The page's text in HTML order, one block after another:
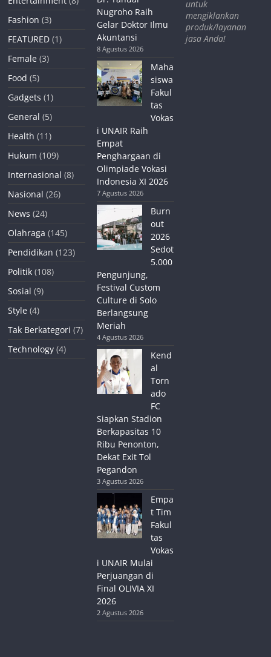
Fashion (3)
FEATURED (1)
Female (3)
Food (5)
Gadgets (1)
General (5)
Health (11)
Hukum (109)
Internasional (8)
Nasional (26)
News (24)
Olahraga (145)
Pendidikan (123)
Politik (108)
Sosial (9)
Style (4)
Tak Berkategori (7)
Technology (4)
Nugroho Raih
Gelar Doktor Ilmu
Akuntansi
8 Agustus 2026
Maha
siswa
Fakul
tas
Vokas
i UNAIR Raih
Empat
Penghargaan di
Olimpiade Vokasi
Indonesia XI 2026
7 Agustus 2026
Burn
out
2026
Sedot
5.000
Pengunjung,
Festival Custom
Culture di Solo
Berlangsung
Meriah
4 Agustus 2026
Kend
al
Torn
ado
FC
Siapkan Stadion
Berkapasitas 10
Ribu Penonton,
Dekat Exit Tol
Pegandon
3 Agustus 2026
Empa
t Tim
Fakul
tas
Vokas
i UNAIR Mulai
Perjuangan di
Final OLIVIA XI
2026
2 Agustus 2026
untuk
mengiklankan
produk/layanan
jasa Anda!